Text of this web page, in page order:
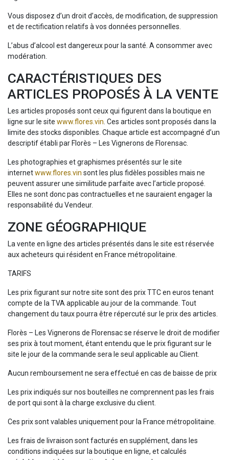
Vous disposez d’un droit d’accès, de modification, de suppression
et de rectification relatifs à vos données personnelles.
L’abus d’alcool est dangereux pour la santé. A consommer avec
modération.
CARACTÉRISTIQUES DES
ARTICLES PROPOSÉS À LA VENTE
Les articles proposés sont ceux qui figurent dans la boutique en
ligne sur le site www.flores.vin. Ces articles sont proposés dans la
limite des stocks disponibles. Chaque article est accompagné d’un
descriptif établi par Florès – Les Vignerons de Florensac.
Les photographies et graphismes présentés sur le site
internetwww.flores.vin sont les plus fidèles possibles mais ne
peuvent assurer une similitude parfaite avec l’article proposé.
Elles ne sont donc pas contractuelles et ne sauraient engager la
responsabilité du Vendeur.
ZONE GÉOGRAPHIQUE
La vente en ligne des articles présentés dans le site est réservée
aux acheteurs qui résident en France métropolitaine.
TARIFS
Les prix figurant sur notre site sont des prix TTC en euros tenant
compte de la TVA applicable au jour de la commande. Tout
changement du taux pourra être répercuté sur le prix des articles.
Florès – Les Vignerons de Florensac se réserve le droit de modifier
ses prix à tout moment, étant entendu que le prix figurant sur le
site le jour de la commande sera le seul applicable au Client.
Aucun remboursement ne sera effectué en cas de baisse de prix
Les prix indiqués sur nos bouteilles ne comprennent pas les frais
de port qui sont à la charge exclusive du client.
Ces prix sont valables uniquement pour la France métropolitaine.
Les frais de livraison sont facturés en supplément, dans les
conditions indiquées sur la boutique en ligne, et calculés